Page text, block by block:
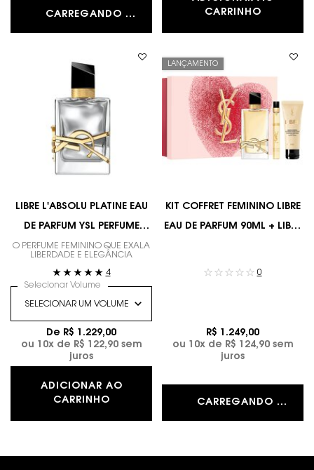
CARREGANDO ...
CARRINHO
LIBRE L'ABSOLU PLATINE EAU
DE PARFUM YSL PERFUME
FEMININO COM FLOR DE
O PERFUME FEMININO QUE EXALA
LIBERDADE E ELEGÂNCIA
4
Selecionar Volume
De R$ 1.229,00
ou 10x de R$ 122,90sem
juros
ADICIONAR AO
CARRINHO LIBRE L'ABSOLU PLATINE EAU DE
LANÇAMENTO
KIT COFFRET FEMININO LIBRE
EAU DE PARFUM 90ML + LIBRE
0
R$ 1.249,00
ou 10x de R$ 124,90sem
juros
CARREGANDO ...